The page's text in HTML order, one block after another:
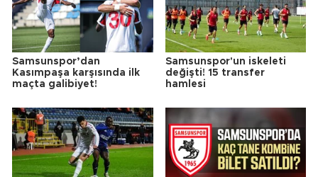
Samsunspor’dan
Kasımpaşa karşısında ilk
maçta galibiyet!
Samsunspor'un iskeleti
değişti! 15 transfer
hamlesi